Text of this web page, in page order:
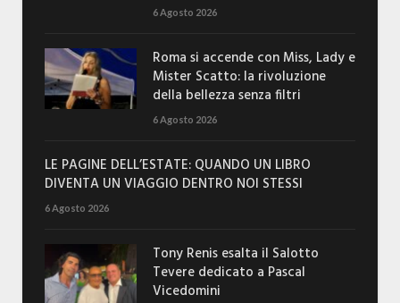
6 Agosto 2026
Roma si accende con Miss, Lady e
Mister Scatto: la rivoluzione
della bellezza senza filtri
6 Agosto 2026
LE PAGINE DELL’ESTATE: QUANDO UN LIBRO
DIVENTA UN VIAGGIO DENTRO NOI STESSI
6 Agosto 2026
Tony Renis esalta il Salotto
Tevere dedicato a Pascal
Vicedomini